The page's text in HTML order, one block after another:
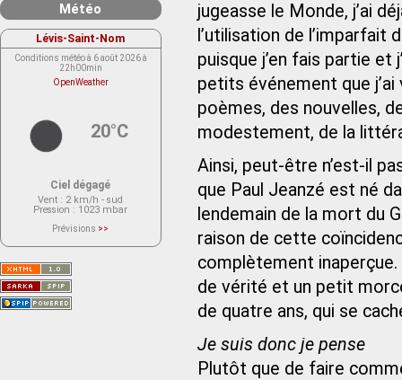
jugeasse le Monde, j’ai
l’utilisation de l’imparfait
puisque j’en fais partie et
petits événement que
poèmes, des nouvelles,
modestement, de la
Ainsi, peut-être n’est-il
que Paul Jeanzé est né
lendemain de la mort du
raison de cette
complètement
de vérité et un petit
de quatre ans, qui se
Je suis donc je pense
Plutôt que de faire
Météo
Lévis-Saint-Nom
Conditions météo à 6 août 2026 à
22h00min
OpenWeather
20°C
Ciel dégagé
Vent : 2 km/h - sud
Pression : 1023 mbar
Prévisions >>
actuellement aucune prévision
Saint-Nom.
Veuillez consulter le message du
service ci-dessous.
(401 - Invalid API key. Please see
https://openweathermap.org/faq#error401